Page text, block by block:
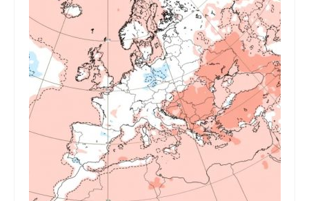
Die Kältepole der Nordhalbkugel: Kanadische
Arktis und Sibirien
Ellesmere Island – Die nördlichste Wildnis
Kanadas
Die Natur der Hudson-Bay und umliegender
Regionen
Die Laptewsee: Die Eisfabrik der Arktis
EisSued